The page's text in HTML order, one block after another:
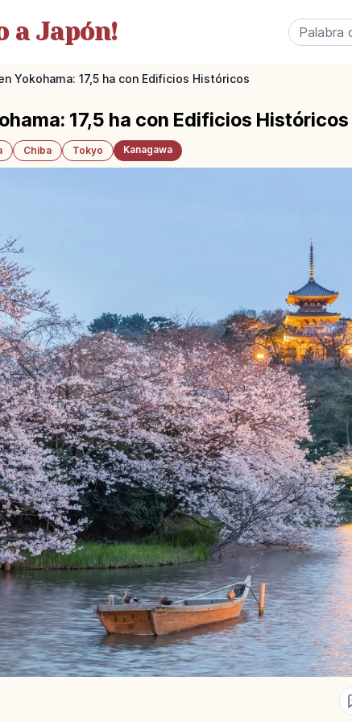
a Japón!
Yokohama: 17,5 ha con Edificios Históricos
17,5 ha con Edificios Históricos
Chiba Tokyo Kanagawa